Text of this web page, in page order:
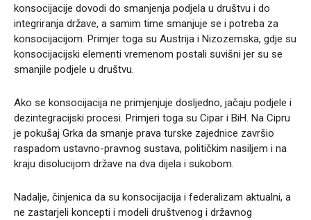
konsocijacije dovodi do smanjenja podjela u društvu i do
integriranja države, a samim time smanjuje se i potreba za
konsocijacijom. Primjer toga su Austrija i Nizozemska, gdje su
konsocijacijski elementi vremenom postali suvišni jer su se
smanjile podjele u društvu.
Ako se konsocijacija ne primjenjuje dosljedno, jačaju podjele i
dezintegracijski procesi. Primjeri toga su Cipar i BiH. Na Cipru
je pokušaj Grka da smanje prava turske zajednice završio
raspadom ustavno-pravnog sustava, političkim nasiljem i na
kraju disolucijom države na dva dijela i sukobom.
Nadalje, činjenica da su konsocijacija i federalizam aktualni, a
ne zastarjeli koncepti i modeli društvenog i državnog